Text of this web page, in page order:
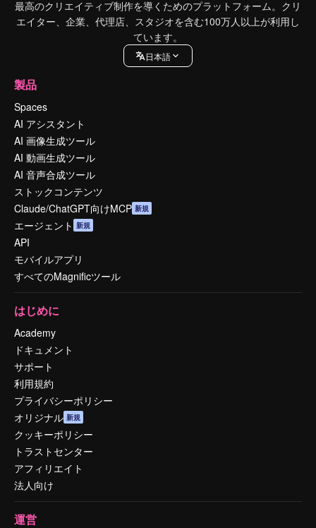
最高のクリエイティブ制作を導くためのプラットフォーム。クリ
エイター、企業、代理店、スタジオを含む100万人以上が利用し
ています。
日本語
製品
Spaces
AI アシスタント
AI 画像生成ツール
AI 動画生成ツール
AI 音声合成ツール
ストックコンテンツ
Claude/ChatGPT向けMCP 新規
エージェント 新規
API
モバイルアプリ
すべてのMagnificツール
はじめに
Academy
ドキュメント
サポート
利用規約
プライバシーポリシー
オリジナル 新規
クッキーポリシー
トラストセンター
アフィリエイト
法人向け
運営